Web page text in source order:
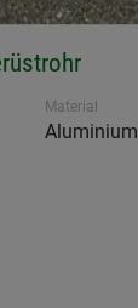
Material
Aluminium